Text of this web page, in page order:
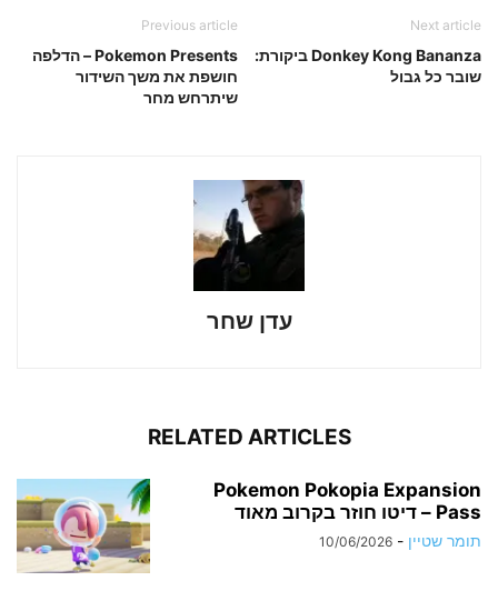
Previous article
Pokemon Presents – הדלפה
חושפת את משך השידור
שיתרחש מחר
Next article
Donkey Kong Bananza ביקורת:
שובר כל גבול
עדן שחר
RELATED ARTICLES
Pokemon Pokopia Expansion
Pass – דיטו חוזר בקרוב מאוד
תומר שטיין -
10/06/2026